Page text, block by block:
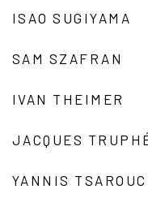
ISAO SUGIYAMA
SAM SZAFRAN
IVAN THEIMER
JACQUES
YANNIS